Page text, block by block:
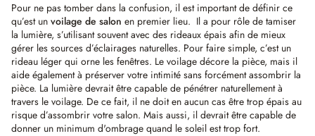
Pour ne pas tomber dans la confusion, il est important de définir ce
qu’est un voilage de salon en premier lieu. Il a pour rôle de tamiser
la lumière, s’utilisant souvent avec des rideaux épais afin de mieux
gérer les sources d’éclairages naturelles. Pour faire simple, c’est un
rideau léger qui orne les fenêtres. Le voilage décore la pièce, mais il
aide également à préserver votre intimité sans forcément assombrir la
pièce. La lumière devrait être capable de pénétrer naturellement à
travers le voilage. De ce fait, il ne doit en aucun cas être trop épais au
risque d’assombrir votre salon. Mais aussi, il devrait être capable de
donner un minimum d'ombrage quand le soleil est trop fort.